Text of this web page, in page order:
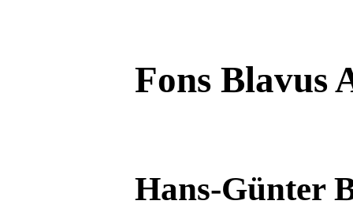
Fons Blavus
Hans-Günter